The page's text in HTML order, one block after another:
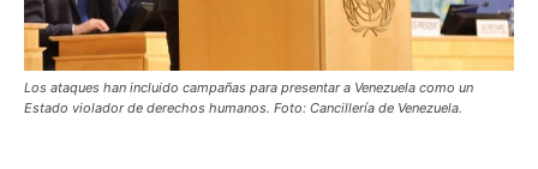
Los ataques han incluido campañas para presentar a Venezuela como un
Estado violador de derechos humanos. Foto: Cancillería de Venezuela.